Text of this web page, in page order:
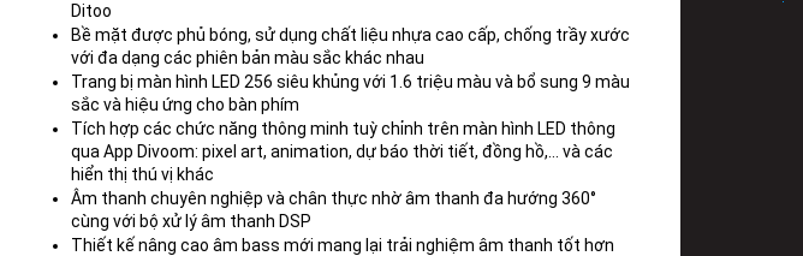
Ditoo
Bề mặt được phủ bóng, sử dụng chất liệu nhựa cao cấp, chống trầy xước
với đa dạng các phiên bản màu sắc khác nhau
Trang bị màn hình LED 256 siêu khủng với 1.6 triệu màu và bổ sung 9 màu
sắc và hiệu ứng cho bàn phím
Tích hợp các chức năng thông minh tuỳ chỉnh trên màn hình LED thông
qua App Divoom: pixel art, animation, dự báo thời tiết, đồng hồ,... và các
hiển thị thú vị khác
Âm thanh chuyên nghiệp và chân thực nhờ âm thanh đa hướng 360°
cùng với bộ xử lý âm thanh DSP
Thiết kế nâng cao âm bass mới mang lại trải nghiệm âm thanh tốt hơn